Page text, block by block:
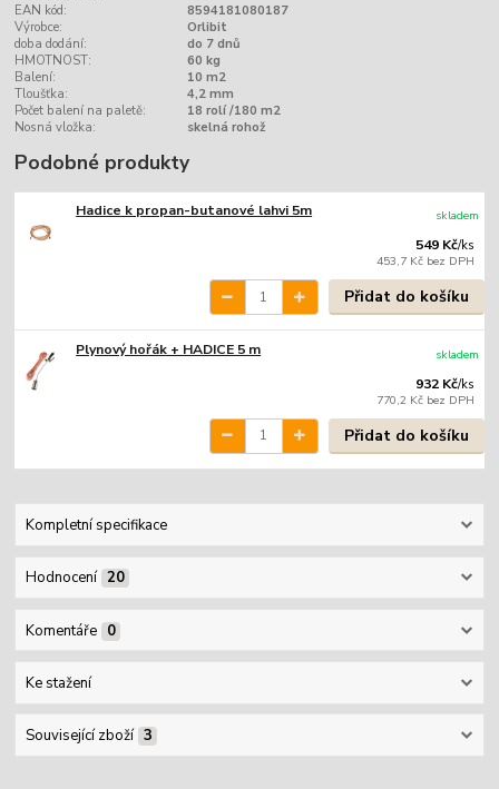
EAN kód:
8594181080187
Výrobce:
Orlibit
doba dodání:
do 7 dnů
HMOTNOST:
60 kg
Balení:
10 m2
Tloušťka:
4,2 mm
Počet balení na paletě:
18 rolí /180 m2
Nosná vložka:
skelná rohož
Podobné produkty
Hadice k propan-butanové lahvi 5m
549 Kč/ks
453,7 Kč bez DPH
skladem
Přidat do košíku
Plynový hořák + HADICE 5 m
932 Kč/ks
770,2 Kč bez DPH
skladem
Přidat do košíku
Kompletní specifikace
Hodnocení 20
Komentáře 0
Ke stažení
Související zboží 3